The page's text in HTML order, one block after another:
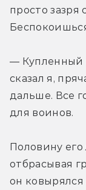
просто зазря
— Купленный
сказал я,
дальше. Все
для воинов.
Половину его
отбрасывая
он ковырялся